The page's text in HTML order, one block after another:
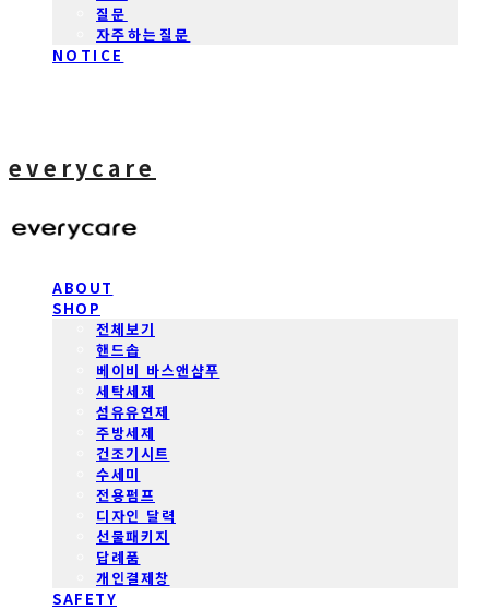
질문
자주하는질문
NOTICE
everycare
ABOUT
SHOP
전체보기
핸드솝
베이비 바스앤샴푸
세탁세제
섬유유연제
주방세제
건조기시트
수세미
전용펌프
디자인 달력
선물패키지
답례품
개인결제창
SAFETY